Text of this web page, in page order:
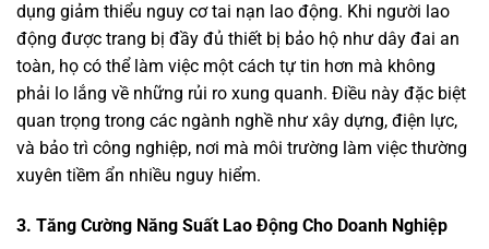
dụng giảm thiểu nguy cơ tai nạn lao động. Khi người lao
động được trang bị đầy đủ thiết bị bảo hộ như dây đai an
toàn, họ có thể làm việc một cách tự tin hơn mà không
phải lo lắng về những rủi ro xung quanh. Điều này đặc biệt
quan trọng trong các ngành nghề như xây dựng, điện lực,
và bảo trì công nghiệp, nơi mà môi trường làm việc thường
xuyên tiềm ẩn nhiều nguy hiểm.
3. Tăng Cường Năng Suất Lao Động Cho Doanh Nghiệp